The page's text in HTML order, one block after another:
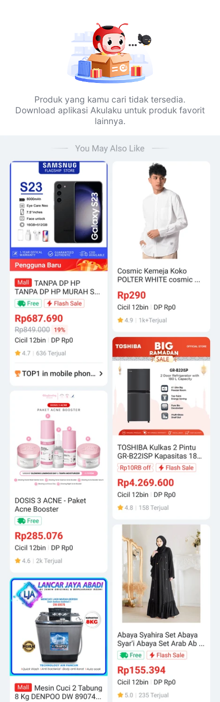
Produk yang kamu cari tidak tersedia.
Download aplikasi Akulaku untuk produk favorit
lainnya.